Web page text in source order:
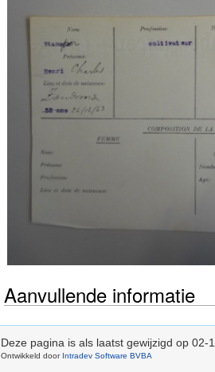
Aanvullende informatie
Deze pagina is als laatst gewijzigd op 02-
Ontwikkeld door Intradev Software BVBA